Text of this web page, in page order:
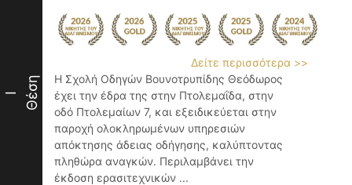
I Θέση
Δείτε περισσότερα >>
Η Σχολή Οδηγών Βουνοτρυπίδης Θεόδωρος
έχει την έδρα της στην Πτολεμαΐδα, στην
οδό Πτολεμαίων 7, και εξειδικεύεται στην
παροχή ολοκληρωμένων υπηρεσιών
απόκτησης άδειας οδήγησης, καλύπτοντας
πληθώρα αναγκών. Περιλαμβάνει την
έκδοση ερασιτεχνικών ...